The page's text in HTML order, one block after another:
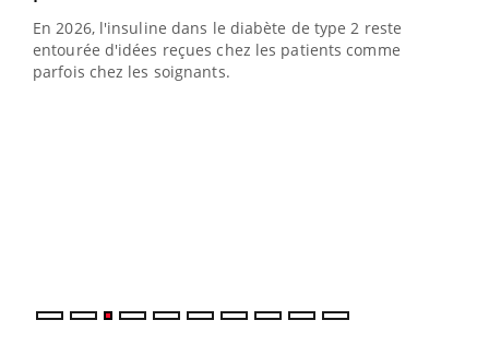
En 2026, l'insuline dans le diabète de type 2 reste
entourée d'idées reçues chez les patients comme
parfois chez les soignants.